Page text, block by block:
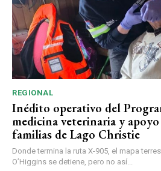
REGIONAL
Inédito operativo del
medicina veterinaria y
familias de Lago Christie
Donde termina la ruta X-905, el mapa
O’Higgins se detiene, pero no así...